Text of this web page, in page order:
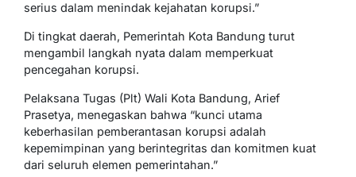
serius dalam menindak kejahatan korupsi.”
Di tingkat daerah, Pemerintah Kota Bandung turut
mengambil langkah nyata dalam memperkuat
pencegahan korupsi.
Pelaksana Tugas (Plt) Wali Kota Bandung, Arief
Prasetya, menegaskan bahwa “kunci utama
keberhasilan pemberantasan korupsi adalah
kepemimpinan yang berintegritas dan komitmen kuat
dari seluruh elemen pemerintahan.”